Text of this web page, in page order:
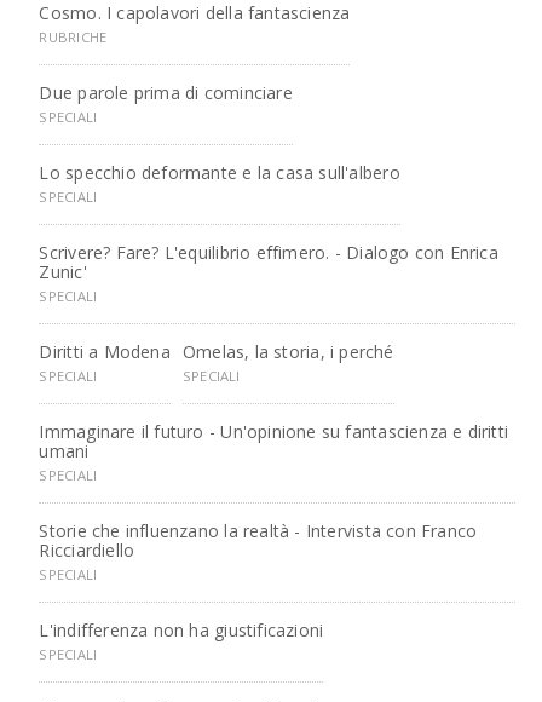
Cosmo. I capolavori della fantascienza
RUBRICHE
Due parole prima di cominciare
SPECIALI
Lo specchio deformante e la casa sull'albero
SPECIALI
Scrivere? Fare? L'equilibrio effimero. - Dialogo con Enrica
Zunic'
SPECIALI
Diritti a Modena
SPECIALI
Omelas, la storia, i perché
SPECIALI
Immaginare il futuro - Un'opinione su fantascienza e diritti
umani
SPECIALI
Storie che influenzano la realtà - Intervista con Franco
Ricciardiello
SPECIALI
L'indifferenza non ha giustificazioni
SPECIALI